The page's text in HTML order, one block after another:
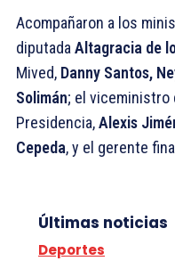
Acompañaron a los
diputadaAltagracia de
Mived, Danny Santos,
Solimán; el viceministro
Presidencia,Alexis
Cepeda, y el gerente
Últimas noticias
Deportes